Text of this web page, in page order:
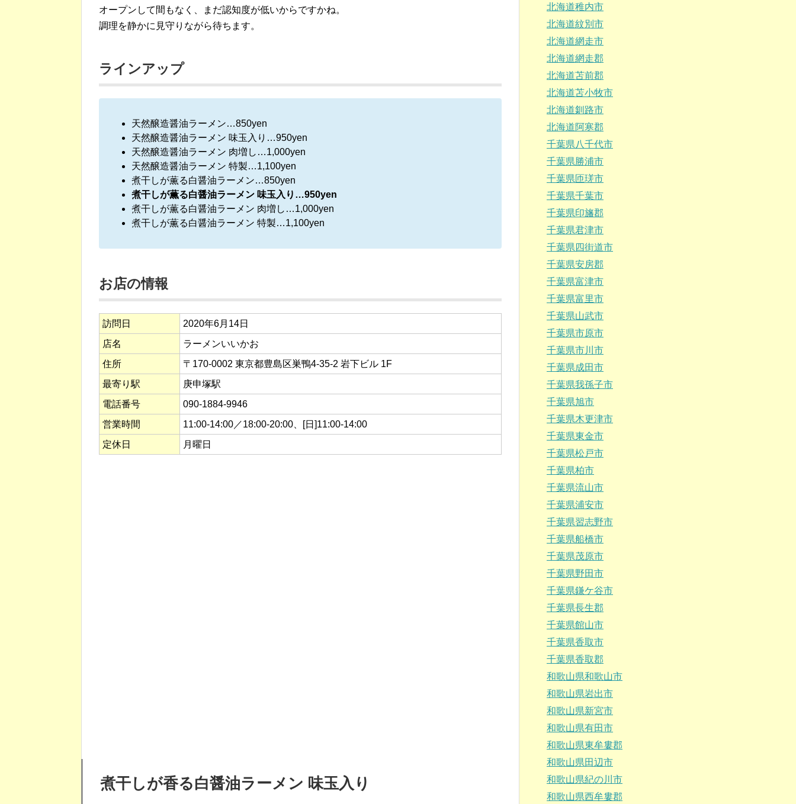
オープンして間もなく、まだ認知度が低いからですかね。
調理を静かに見守りながら待ちます。
ラインアップ
天然醸造醤油ラーメン…850yen
天然醸造醤油ラーメン 味玉入り…950yen
天然醸造醤油ラーメン 肉増し…1,000yen
天然醸造醤油ラーメン 特製…1,100yen
煮干しが薫る白醤油ラーメン…850yen
煮干しが薫る白醤油ラーメン 味玉入り…950yen
煮干しが薫る白醤油ラーメン 肉増し…1,000yen
煮干しが薫る白醤油ラーメン 特製…1,100yen
お店の情報
訪問日
2020年6月14日
店名
ラーメンいいかお
住所
〒170-0002 東京都豊島区巣鴨4-35-2 岩下ビル 1F
最寄り駅
庚申塚駅
電話番号
090-1884-9946
営業時間
11:00-14:00／18:00-20:00、[日]11:00-14:00
定休日
月曜日
煮干しが香る白醤油ラーメン 味玉入り
北海道稚内市
北海道紋別市
北海道網走市
北海道網走郡
北海道苫前郡
北海道苫小牧市
北海道釧路市
北海道阿寒郡
千葉県八千代市
千葉県勝浦市
千葉県匝瑳市
千葉県千葉市
千葉県印旛郡
千葉県君津市
千葉県四街道市
千葉県安房郡
千葉県富津市
千葉県富里市
千葉県山武市
千葉県市原市
千葉県市川市
千葉県成田市
千葉県我孫子市
千葉県旭市
千葉県木更津市
千葉県東金市
千葉県松戸市
千葉県柏市
千葉県流山市
千葉県浦安市
千葉県習志野市
千葉県船橋市
千葉県茂原市
千葉県野田市
千葉県鎌ケ谷市
千葉県長生郡
千葉県館山市
千葉県香取市
千葉県香取郡
和歌山県和歌山市
和歌山県岩出市
和歌山県新宮市
和歌山県有田市
和歌山県東牟婁郡
和歌山県田辺市
和歌山県紀の川市
和歌山県西牟婁郡